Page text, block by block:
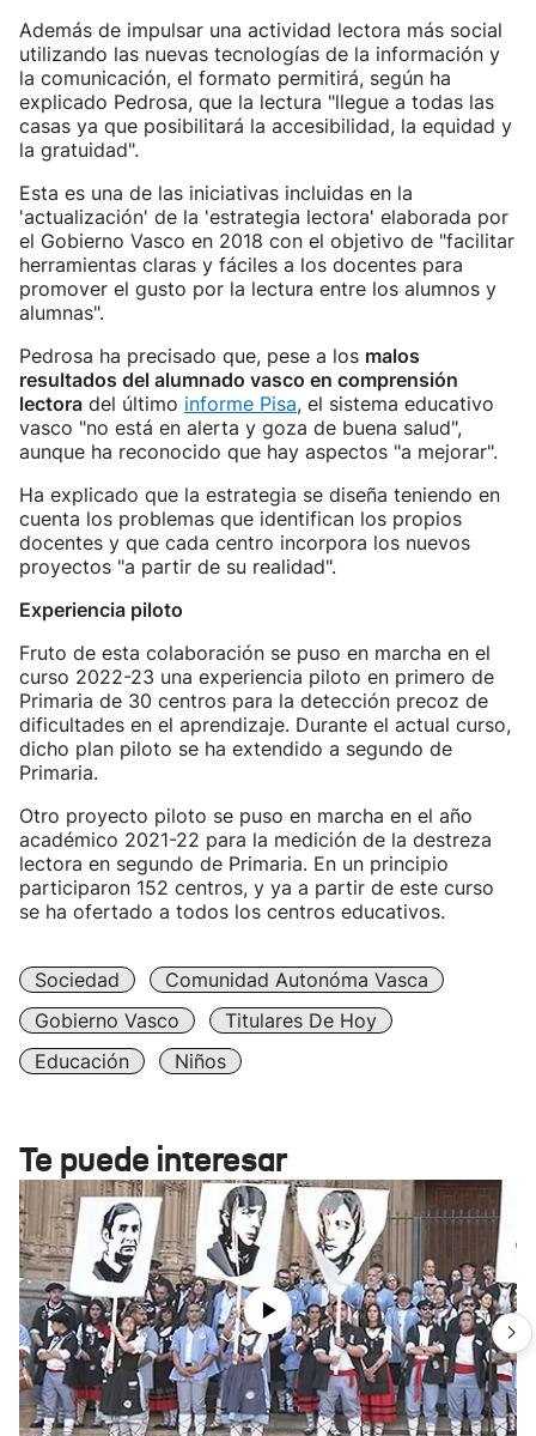
Además de impulsar una actividad lectora más social
utilizando las nuevas tecnologías de la información y
la comunicación, el formato permitirá, según ha
explicado Pedrosa, que la lectura "llegue a todas las
casas ya que posibilitará la accesibilidad, la equidad y
la gratuidad".
Esta es una de las iniciativas incluidas en la
'actualización' de la 'estrategia lectora' elaborada por
el Gobierno Vasco en 2018 con el objetivo de "facilitar
herramientas claras y fáciles a los docentes para
promover el gusto por la lectura entre los alumnos y
alumnas".
Pedrosa ha precisado que, pese a los malos
resultados del alumnado vasco en comprensión
lectora del último informe Pisa, el sistema educativo
vasco "no está en alerta y goza de buena salud",
aunque ha reconocido que hay aspectos "a mejorar".
Ha explicado que la estrategia se diseña teniendo en
cuenta los problemas que identifican los propios
docentes y que cada centro incorpora los nuevos
proyectos "a partir de su realidad".
Experiencia piloto
Fruto de esta colaboración se puso en marcha en el
curso 2022-23 una experiencia piloto en primero de
Primaria de 30 centros para la detección precoz de
dificultades en el aprendizaje. Durante el actual curso,
dicho plan piloto se ha extendido a segundo de
Primaria.
Otro proyecto piloto se puso en marcha en el año
académico 2021-22 para la medición de la destreza
lectora en segundo de Primaria. En un principio
participaron 152 centros, y ya a partir de este curso
se ha ofertado a todos los centros educativos.
Sociedad
Comunidad Autonóma Vasca
Gobierno Vasco
Titulares De Hoy
Educación
Niños
Te puede interesar